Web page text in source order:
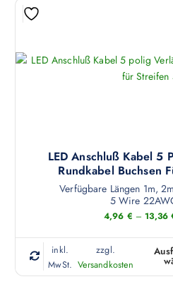
LED Anschluß Kabel 5
Rundkabel Buchsen
Verfügbare Längen 1m,
5 Wire
4,96 € –13,36
inkl.
MwSt.
zzgl.
Versandkosten
D
i